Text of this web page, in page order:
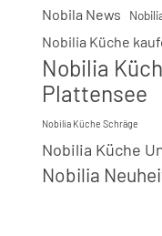
Nobila News
Nobilia Küche
Nobilia
Plattensee
Nobilia Küche Schräge
Nobilia Küche
Nobilia